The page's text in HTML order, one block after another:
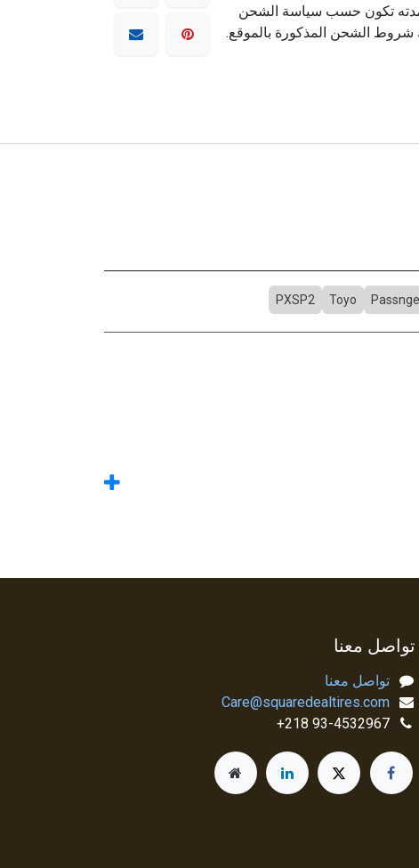
تكون حسب سياسة الشحن
شروط الشحن المذكورة بالموقع.
Toyo
PXSP2
تواصل معنا
تواصل معنا
Care@squaredealtires.com
93-4532967 218+